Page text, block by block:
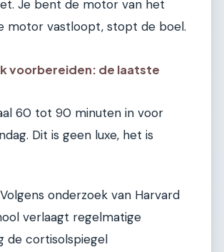
Je bent de motor van het
motor vastloopt, stopt de boel.
voorbereiden: de laatste
60 tot 90 minuten in voor
Dit is geen luxe, het is
onderzoek van Harvard
verlaagt regelmatige
de cortisolspiegel